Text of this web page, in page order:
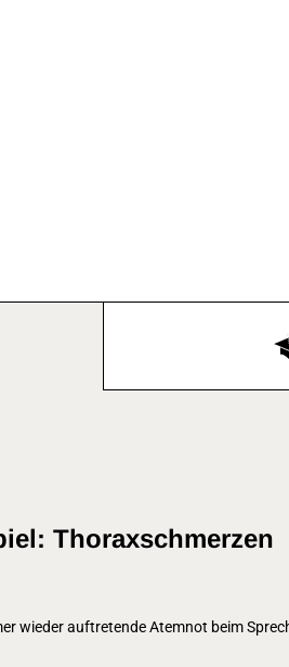
Thoraxschmerzen
wieder auftretende Atemnot beim